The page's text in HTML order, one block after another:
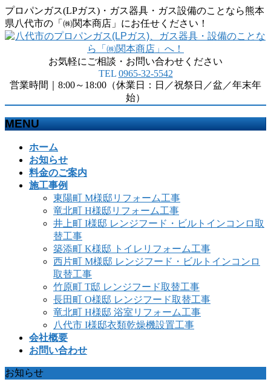
プロパンガス(LPガス)・ガス器具・ガス設備のことなら熊本
県八代市の「㈱関本商店」にお任せください！
お気軽にご相談・お問い合わせください
TEL 0965-32-5542
営業時間｜8:00～18:00（休業日：日／祝祭日／盆／年末年
始）
MENU
ホーム
お知らせ
料金のご案内
施工事例
東陽町 M様邸リフォーム工事
竜北町 H様邸リフォーム工事
井上町 I様邸 レンジフード・ビルトインコンロ取
替工事
築添町 K様邸 トイレリフォーム工事
西片町 M様邸 レンジフード・ビルトインコンロ
取替工事
竹原町 T邸 レンジフード取替工事
長田町 O様邸 レンジフード取替工事
竜北町 H様邸 浴室リフォーム工事
八代市 I様邸衣類乾燥機設置工事
会社概要
お問い合わせ
お知らせ